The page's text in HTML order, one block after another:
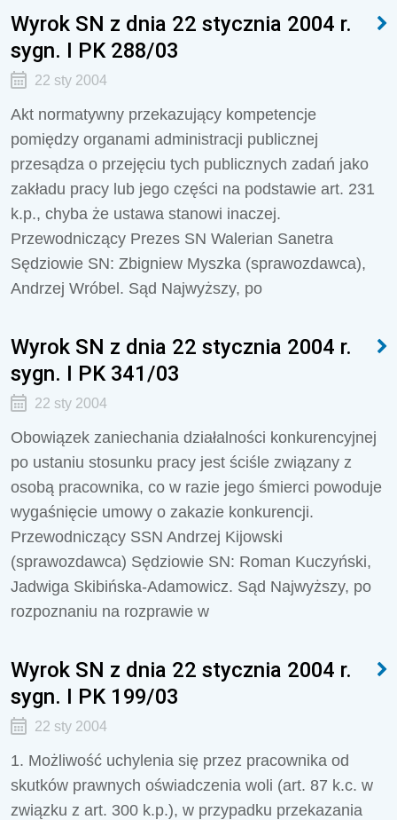
Wyrok SN z dnia 22 stycznia 2004 r.
sygn. I PK 288/03
22 sty 2004
Akt normatywny przekazujący kompetencje
pomiędzy organami administracji publicznej
przesądza o przejęciu tych publicznych zadań jako
zakładu pracy lub jego części na podstawie art. 231
k.p., chyba że ustawa stanowi inaczej.
Przewodniczący Prezes SN Walerian Sanetra
Sędziowie SN: Zbigniew Myszka (sprawozdawca),
Andrzej Wróbel. Sąd Najwyższy, po
Wyrok SN z dnia 22 stycznia 2004 r.
sygn. I PK 341/03
22 sty 2004
Obowiązek zaniechania działalności konkurencyjnej
po ustaniu stosunku pracy jest ściśle związany z
osobą pracownika, co w razie jego śmierci powoduje
wygaśnięcie umowy o zakazie konkurencji.
Przewodniczący SSN Andrzej Kijowski
(sprawozdawca) Sędziowie SN: Roman Kuczyński,
Jadwiga Skibińska-Adamowicz. Sąd Najwyższy, po
rozpoznaniu na rozprawie w
Wyrok SN z dnia 22 stycznia 2004 r.
sygn. I PK 199/03
22 sty 2004
1. Możliwość uchylenia się przez pracownika od
skutków prawnych oświadczenia woli (art. 87 k.c. w
związku z art. 300 k.p.), w przypadku przekazania